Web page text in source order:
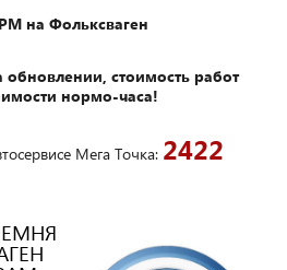
на Фольксваген
обновлении, стоимость работ
нормо-часа!
Мега Точка: 2422